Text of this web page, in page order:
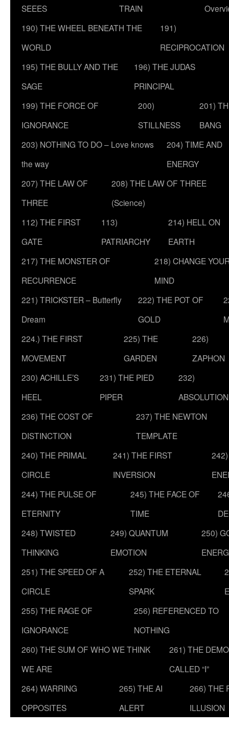
SEEES
TRAIN
190) THE WHEEL BENEATH THE
WORLD
191)
RECIPROCATION
195) THE BULLY AND THE
SAGE
196) THE JUDAS
PRINCIPAL
199) THE FORCE OF
IGNORANCE
200)
STILLNESS
201)
BANG
203) NOTHING TO DO – Love knows
the way
204) TIME AND
ENERGY
207) THE LAW OF
THREE
208) THE LAW OF THREE
(Science)
112) THE FIRST
GATE
113)
PATRIARCHY
214) HELL ON
EARTH
217) THE MONSTER OF
RECURRENCE
218) CHANGE
MIND
221) TRICKSTER – Butterfly
Dream
222) THE POT OF
GOLD
224.) THE FIRST
MOVEMENT
225) THE
GARDEN
226)
ZAPHON
230) ACHILLE’S
HEEL
231) THE PIED
PIPER
232)
ABSOLUTION
236) THE COST OF
DISTINCTION
237) THE NEWTON
TEMPLATE
240) THE PRIMAL
CIRCLE
241) THE FIRST
INVERSION
244) THE PULSE OF
ETERNITY
245) THE FACE OF
TIME
248) TWISTED
THINKING
249) QUANTUM
EMOTION
250)
251) THE SPEED OF A
CIRCLE
252) THE ETERNAL
SPARK
255) THE RAGE OF
IGNORANCE
256) REFERENCED TO
NOTHING
260) THE SUM OF WHO WE THINK
WE ARE
261) THE
CALLED “I”
264) WARRING
OPPOSITES
265) THE AI
ALERT
266) THE
ILLUSION